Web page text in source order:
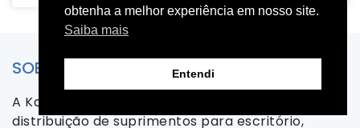
SOBRE A KALUNGA
A Kalunga é a maior empresa brasileira na
distribuição de suprimentos para escritório,
obtenha a melhor experiência em nosso site.
Saiba mais
Entendi